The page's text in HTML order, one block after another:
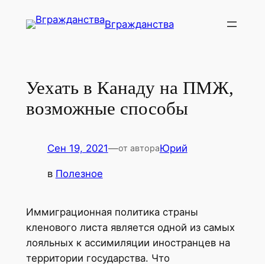
Вгражданства
Уехать в Канаду на ПМЖ,
возможные способы
Сен 19, 2021—от автораЮрий
в Полезное
Иммиграционная политика страны
кленового листа является одной из самых
лояльных к ассимиляции иностранцев на
территории государства. Что